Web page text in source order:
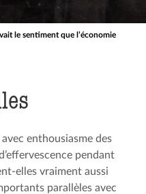
le sentiment que l’économie
enthousiasme des
pendant
elles vraiment aussi
parallèles avec